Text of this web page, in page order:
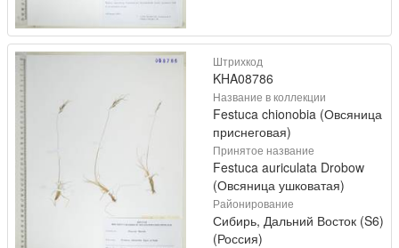
Штрихкод
KHA08786
Название в коллекции
Festuca chionobia (Овсяница
приснеговая)
Принятое название
Festuca auriculata Drobow
(Овсяница ушковатая)
Районирование
Сибирь, Дальний Восток (S6)
(Россия)